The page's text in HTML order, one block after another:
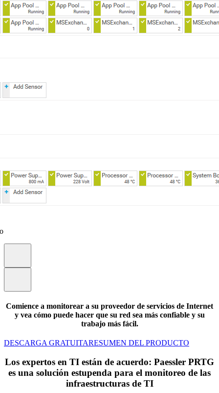
Comience a monitorear a su proveedor de servicios de Internet
y vea cómo puede hacer que su red sea más confiable y su
trabajo más fácil.
DESCARGA GRATUITARESUMEN DEL PRODUCTO
Los expertos en TI están de acuerdo: Paessler PRTG
es una solución estupenda para el monitoreo de las
infraestructuras de TI